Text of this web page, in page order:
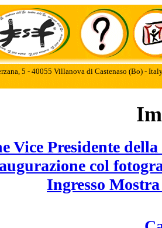
5 - 40055 Villanova di Castenaso (Bo) -
Vice Presidente
col
Ingresso